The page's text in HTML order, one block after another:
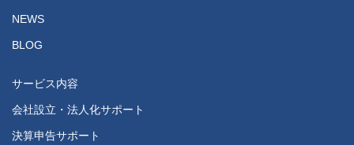
NEWS
BLOG
サービス内容
会社設立・法人化サポート
決算申告サポート